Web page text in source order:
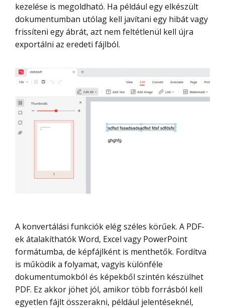
kezelése is megoldható. Ha például egy elkészült
dokumentumban utólag kell javítani egy hibát vagy
frissíteni egy ábrát, azt nem feltétlenül kell újra
exportálni az eredeti fájlból.
A konvertálási funkciók elég széles körűek. A PDF-
ek átalakíthatók Word, Excel vagy PowerPoint
formátumba, de képfájlként is menthetők. Fordítva
is működik a folyamat, vagyis különféle
dokumentumokból és képekből szintén készülhet
PDF. Ez akkor jöhet jól, amikor több forrásból kell
egyetlen fájlt összerakni, például jelentéseknél,